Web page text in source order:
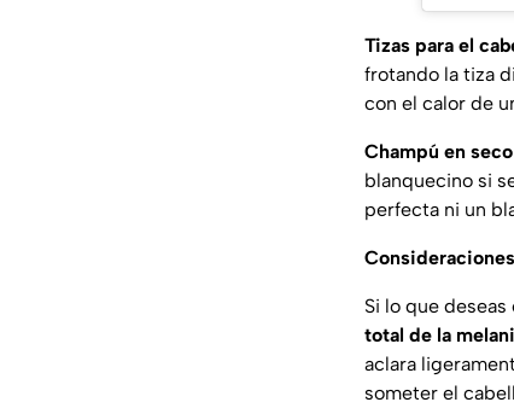
Tizas para el
frotando la tiza
con el calor de
Champú en
blanquecino si
perfecta ni un
Si lo que
total de la
aclara
someter el